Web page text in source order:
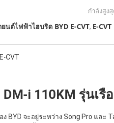
กำลังสูง
นต์ไฟฟ้าไฮบริด BYD E-CVT, E-
CVT
DM-i 110KM รุ่นเ
BYD จะอยู่ระหว่าง Song Pro แล